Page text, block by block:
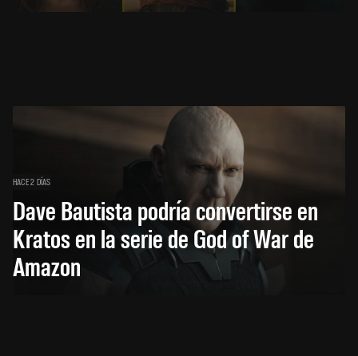
HACE 2 DÍAS
Dave Bautista podría convertirse en
Kratos en la serie de God of War de
Amazon